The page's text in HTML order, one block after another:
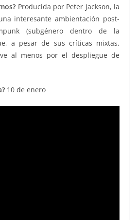
Producida por Peter Jackson, la
interesante ambientación post-
(subgénero dentro de la
a pesar de sus críticas mixtas,
al menos por el despliegue de
10 de enero